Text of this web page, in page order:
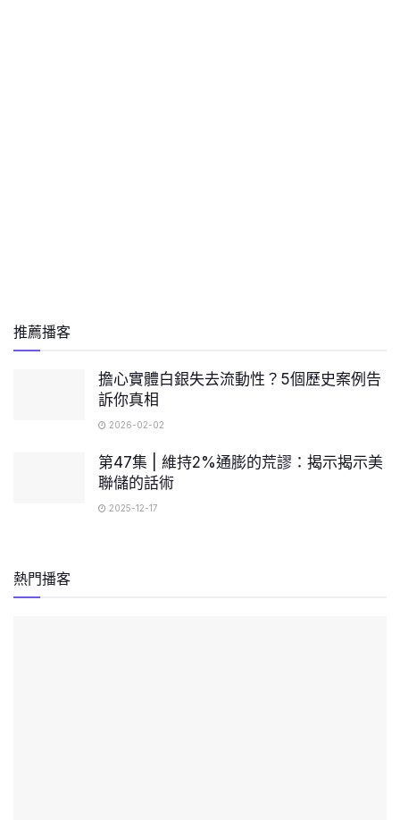
推薦播客
擔心實體白銀失去流動性？5個歷史案例告
訴你真相
2026-02-02
第47集 | 維持2%通膨的荒謬：揭示揭示美
聯儲的話術
2025-12-17
熱門播客